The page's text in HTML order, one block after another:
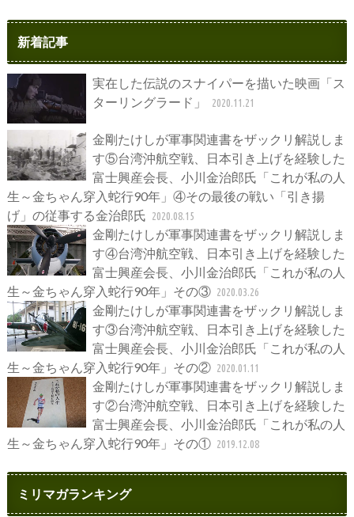
新着記事
実在した伝説のスナイパーを描いた映画「ス
ターリングラード」
2020.11.21
金剛たけしが軍事関連書をザックリ解説しま
す⑤台湾沖航空戦、日本引き上げを経験した
富士興産会長、小川金治郎氏「これが私の人
生～金ちゃん穿入蛇行90年」④その最後の戦い「引き揚
げ」の従事する金治郎氏 2020.08.15
金剛たけしが軍事関連書をザックリ解説しま
す④台湾沖航空戦、日本引き上げを経験した
富士興産会長、小川金治郎氏「これが私の人
生～金ちゃん穿入蛇行90年」その③ 2020.03.26
金剛たけしが軍事関連書をザックリ解説しま
す③台湾沖航空戦、日本引き上げを経験した
富士興産会長、小川金治郎氏「これが私の人
生～金ちゃん穿入蛇行90年」その② 2020.01.11
金剛たけしが軍事関連書をザックリ解説しま
す②台湾沖航空戦、日本引き上げを経験した
富士興産会長、小川金治郎氏「これが私の人
生～金ちゃん穿入蛇行90年」その① 2019.12.08
ミリマガランキング